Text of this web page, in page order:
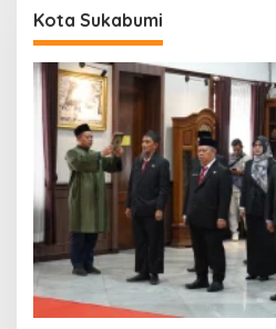
Kota Sukabumi